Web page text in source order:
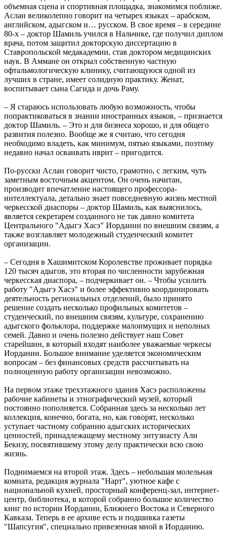
объемная сцена и спортивная площадка, знакомимся поближе.
Аслан великолепно говорит на четырех языках – арабском,
английском, адыгском и… русском. В свое время – в середине
80-х – доктор Шамиль учился в Нальчике, где получил диплом
врача, потом защитил докторскую диссертацию в
Ставропольской медакадемии, став доктором медицинских
наук. В Аммане он открыл собственную частную
офтальмологическую клинику, считающуюся одной из
лучших в стране, имеет солидную практику. Женат,
воспитывает сына Сагида и дочь Раму.
– Я стараюсь использовать любую возможность, чтобы
попрактиковаться в знании иностранных языков, – признается
доктор Шамиль. – Это и для бизнеса хорошо, и для общего
развития полезно. Вообще же я считаю, что сегодня
необходимо владеть, как минимум, пятью языками, поэтому
недавно начал осваивать иврит – пригодится.
По-русски Аслан говорит чисто, грамотно, с легким, чуть
заметным восточным акцентом. Он очень начитан,
производит впечатление настоящего профессора-
интеллектуала, детально знает повседневную жизнь местной
черкесской диаспоры – доктор Шамиль, как выяснилось,
является секретарем созданного не так давно комитета
Центрального "Адыгэ Хасэ" Иордании по внешним связям, а
также возглавляет молодежный студенческий комитет
организации.
– Сегодня в Хашимитском Королевстве проживает порядка
120 тысяч адыгов, это вторая по численности зарубежная
черкесская диаспора, – подчеркивает он. – Чтобы усилить
работу "Адыгэ Хасэ" и более эффективно координировать
деятельность региональных отделений, было принято
решение создать несколько профильных комитетов –
студенческий, по внешним связям, культуре, сохранению
адыгского фольклора, поддержке малоимущих и неполных
семей. Давно и очень полезно действует наш Совет
старейшин, в который входят наиболее уважаемые черкесы
Иордании. Большое внимание уделяется экономическим
вопросам – без финансовых средств рассчитывать на
полноценную работу организации невозможно.
На первом этаже трехэтажного здания Хасэ расположены
рабочие кабинеты и этнографический музей, который
постоянно пополняется. Собранная здесь за несколько лет
коллекция, конечно, богата, но, как говорят, несколько
уступает частному собранию адыгских исторических
ценностей, принадлежащему местному энтузиасту Али
Бекизу, посвятившему этому делу практически всю свою
жизнь.
Поднимаемся на второй этаж. Здесь – небольшая молельная
комната, редакция журнала "Нарт", уютное кафе с
национальной кухней, просторный конференц-зал, интернет-
центр, библиотека, в которой собранно большое количество
книг по истории Иордании, Ближнего Востока и Северного
Кавказа. Теперь в ее архиве есть и подшивка газеты
"Шапсугия", специально привезенная мной в Иорданию.